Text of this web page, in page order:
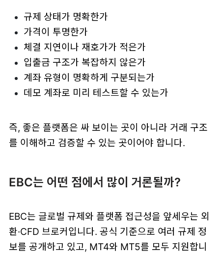
규제 상태가 명확한가
가격이 투명한가
체결 지연이나 재호가가 적은가
입출금 구조가 복잡하지 않은가
계좌 유형이 명확하게 구분되는가
데모 계좌로 미리 테스트할 수 있는가
즉, 좋은 플랫폼은 싸 보이는 곳이 아니라 거래 구조
를 이해하고 검증할 수 있는 곳이어야 합니다.
EBC는 어떤 점에서 많이 거론될까?
EBC는 글로벌 규제와 플랫폼 접근성을 앞세우는 외
환·CFD 브로커입니다. 공식 기준으로 여러 규제 정
보를 공개하고 있고, MT4와 MT5를 모두 지원합니